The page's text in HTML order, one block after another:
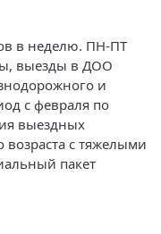
в неделю. ПН-ПТ
выезды в ДОО
и
с февраля по
выездных
с тяжелыми
пакет